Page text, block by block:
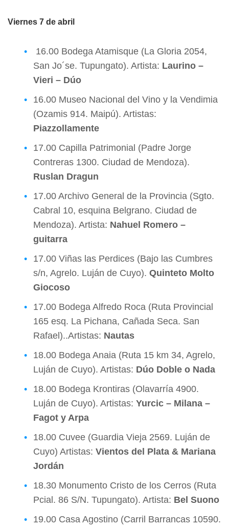
Viernes 7 de abril
16.00 Bodega Atamisque (La Gloria 2054,
San Jo´se. Tupungato). Artista: Laurino –
Vieri – Dúo
16.00 Museo Nacional del Vino y la Vendimia
(Ozamis 914. Maipú). Artistas:
Piazzollamente
17.00 Capilla Patrimonial (Padre Jorge
Contreras 1300. Ciudad de Mendoza).
Ruslan Dragun
17.00 Archivo General de la Provincia (Sgto.
Cabral 10, esquina Belgrano. Ciudad de
Mendoza). Artista: Nahuel Romero –
guitarra
17.00 Viñas las Perdices (Bajo las Cumbres
s/n, Agrelo. Luján de Cuyo). Quinteto Molto
Giocoso
17.00 Bodega Alfredo Roca (Ruta Provincial
165 esq. La Pichana, Cañada Seca. San
Rafael)..Artistas: Nautas
18.00 Bodega Anaia (Ruta 15 km 34, Agrelo,
Luján de Cuyo). Artistas: Dúo Doble o Nada
18.00 Bodega Krontiras (Olavarría 4900.
Luján de Cuyo). Artistas: Yurcic – Milana –
Fagot y Arpa
18.00 Cuvee (Guardia Vieja 2569. Luján de
Cuyo) Artistas: Vientos del Plata & Mariana
Jordán
18.30 Monumento Cristo de los Cerros (Ruta
Pcial. 86 S/N. Tupungato). Artista: Bel Suono
19.00 Casa Agostino (Carril Barrancas 10590.